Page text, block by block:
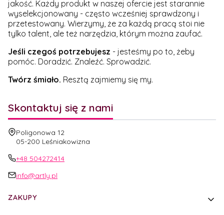
jakość. Każdy produkt w naszej ofercie jest starannie
wyselekcjonowany - często wcześniej sprawdzony i
przetestowany. Wierzymy, że za każdą pracą stoi nie
tylko talent, ale też narzędzia, którym można zaufać.
Jeśli czegoś potrzebujesz - jesteśmy po to, żeby
pomóc. Doradzić. Znaleźć. Sprowadzić.
Twórz śmiało. Resztą zajmiemy się my.
Skontaktuj się z nami
Adres:
Poligonowa 12
05-200 Leśniakowizna
+48 504272414
info@artly.pl
ZAKUPY